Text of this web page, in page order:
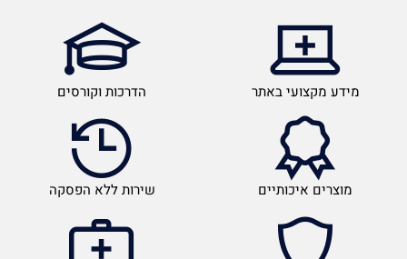
מידע מקצועי באתר הדרכות וקורסים
מוצרים איכותיים שירות ללא הפסקה